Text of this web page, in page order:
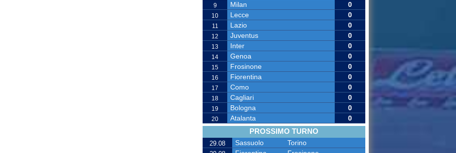
9 Milan 0
10 Lecce 0
11 Lazio 0
12 Juventus 0
13 Inter 0
14 Genoa 0
15 Frosinone 0
16 Fiorentina 0
17 Como 0
18 Cagliari 0
19 Bologna 0
20 Atalanta 0
PROSSIMO TURNO
29.08 Sassuolo Torino